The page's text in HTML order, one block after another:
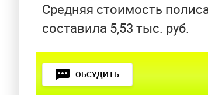
Средняя стоимость
составила 5,53 тыс. руб.
ОБСУДИТЬ